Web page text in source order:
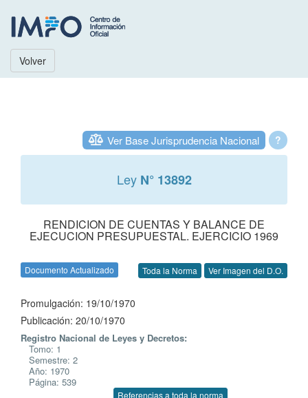
Volver
?
Ver Base Jurisprudencia Nacional
Ley N° 13892
RENDICION DE CUENTAS Y BALANCE DE
EJECUCION PRESUPUESTAL. EJERCICIO 1969
Documento Actualizado Toda la Norma Ver Imagen del D.O.
Promulgación: 19/10/1970
Publicación: 20/10/1970
Registro Nacional de Leyes y Decretos:
Tomo: 1
Semestre: 2
Año: 1970
Página: 539
Referencias a toda la norma